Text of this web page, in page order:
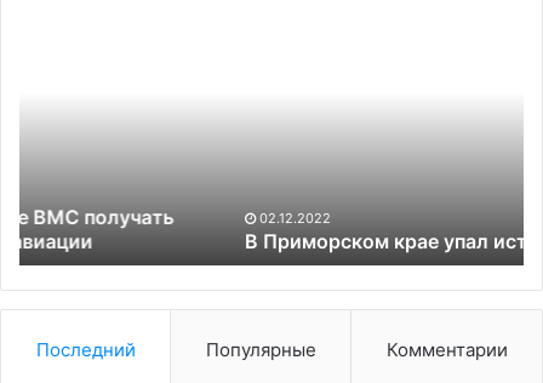
02.12.2022
В Приморском крае упал истребитель МиГ-31
Последний Популярные Комментарии